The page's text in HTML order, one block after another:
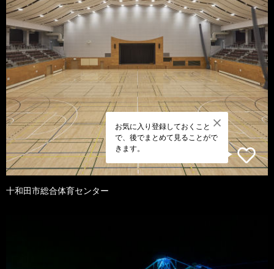
お気に入り登録しておくこと
で、後でまとめて見ることがで
きます。
十和田市総合体育センター